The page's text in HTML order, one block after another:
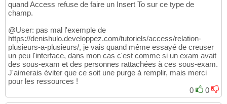
quand Access refuse de faire un Insert To sur ce type de
champ.
@User: pas mal l'exemple de
https://denishulo.developpez.com/tutoriels/access/relation-
plusieurs-a-plusieurs/, je vais quand même essayé de creuser
un peu l'interface, dans mon cas c'est comme si un exam avait
des sous-exam et des personnes rattachées à ces sous-exam.
J'aimerais éviter que ce soit une purge à remplir, mais merci
pour les ressources !
0
0